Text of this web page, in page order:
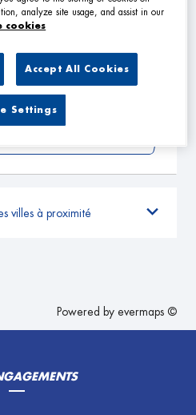
LE ST PERE
TÉLÉPHONE
villes à proximité
Powered by evermaps ©
analyze site usage, and assist in our
cookies
Accept All Cookies
Settings